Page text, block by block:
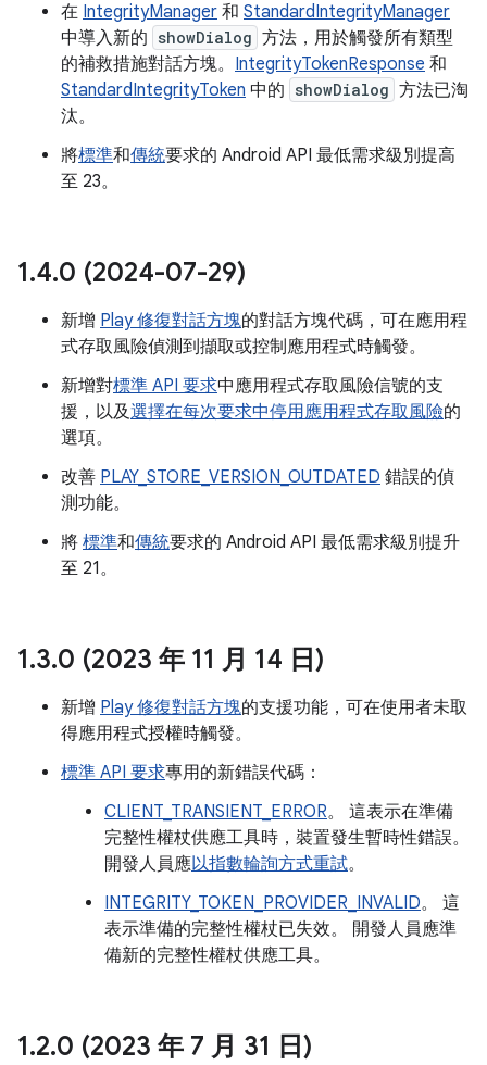
在 IntegrityManager 和 StandardIntegrityManager
中導入新的 showDialog 方法，用於觸發所有類型
的補救措施對話方塊。 IntegrityTokenResponse 和
StandardIntegrityToken 中的 showDialog 方法已淘
汰。
將標準和傳統要求的 Android API 最低需求級別提高
至 23。
1.4.0 (2024-07-29)
新增 Play 修復對話方塊的對話方塊代碼，可在應用程
式存取風險偵測到擷取或控制應用程式時觸發。
新增對標準 API 要求中應用程式存取風險信號的支
援，以及選擇在每次要求中停用應用程式存取風險的
選項。
改善 PLAY_STORE_VERSION_OUTDATED 錯誤的偵
測功能。
將 標準和傳統要求的 Android API 最低需求級別提升
至 21。
1.3.0 (2023 年 11 月 14 日)
新增 Play 修復對話方塊的支援功能，可在使用者未取
得應用程式授權時觸發。
標準 API 要求專用的新錯誤代碼：
CLIENT_TRANSIENT_ERROR。 這表示在準備
完整性權杖供應工具時，裝置發生暫時性錯誤。
開發人員應以指數輪詢方式重試。
INTEGRITY_TOKEN_PROVIDER_INVALID。 這
表示準備的完整性權杖已失效。 開發人員應準
備新的完整性權杖供應工具。
1.2.0 (2023 年 7 月 31 日)